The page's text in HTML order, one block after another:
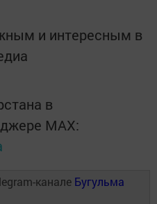
и интересным в
в
MАХ:
канале Бугульма